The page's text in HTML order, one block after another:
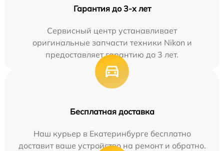
Гарантия до 3-х лет
Сервисный центр устанавливает
оригинальные запчасти техники Nikon и
предоставляет гарантию до 3 лет.
Бесплатная доставка
Наш курьер в Екатеринбурге бесплатно
доставит ваше устройство на ремонт и обратно.